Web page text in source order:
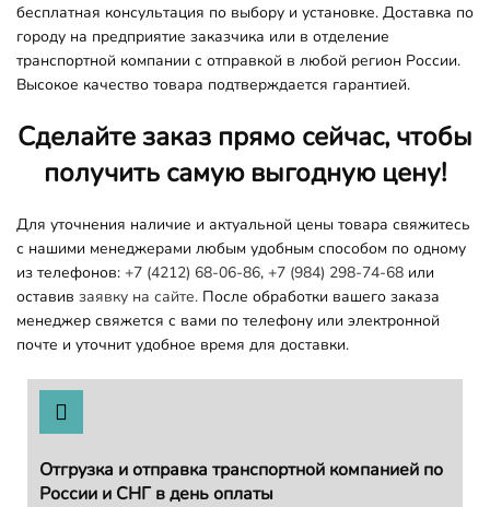
бесплатная консультация по выбору и установке. Доставка по
городу на предприятие заказчика или в отделение
транспортной компании с отправкой в любой регион России.
Высокое качество товара подтверждается гарантией.
Сделайте заказ прямо сейчас, чтобы
получить самую выгодную цену!
Для уточнения наличие и актуальной цены товара свяжитесь
с нашими менеджерами любым удобным способом по одному
из телефонов: +7 (4212) 68-06-86, +7 (984) 298-74-68 или
оставив заявку на сайте. После обработки вашего заказа
менеджер свяжется с вами по телефону или электронной
почте и уточнит удобное время для доставки.
Отгрузка и отправка транспортной компанией по
России и СНГ в день оплаты